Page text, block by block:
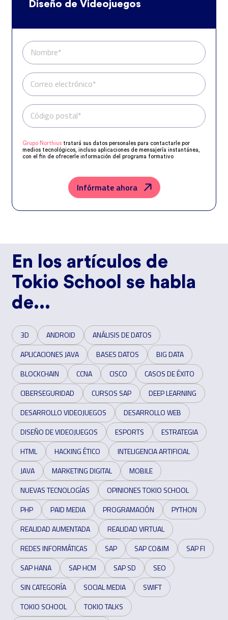
Diseño de Videojuegos
Nombre*
Correo electrónico*
Teléfono*
Código postal*
Grupo Northius tratará sus datos personales para contactarle por
medios tecnológicos, incluso aplicaciones de mensajería instantánea,
con el fin de ofrecerle información del programa formativo
correspondiente. Compartiremos su solicitud con las empresas que
Grupo Northius
, con el objeto de que estas puedan
hacerle llegar la mejor oferta de productos y servicios de acuerdo a su
petición. Quedan reconocidos los derechos de acceso, rectificación,
Privacidad.
Infórmate ahora
En los artículos de
Tokio School se habla
de...
3D ANDROID
ANÁLISIS DE DATOS
APLICACIONES JAVA
BASES DATOS
BIG DATA
BLOCKCHAIN
CCNA CISCO
CASOS DE ÉXITO
CIBERSEGURIDAD
CURSOS SAP
DEEP LEARNING
DESARROLLO VIDEOJUEGOS
DESARROLLO WEB
DISEÑO DE VIDEOJUEGOS
ESPORTS
ESTRATEGIA
HTML
HACKING ÉTICO
INTELIGENCIA ARTIFICIAL
JAVA
MARKETING DIGITAL
MOBILE
NUEVAS TECNOLOGÍAS
OPINIONES TOKIO SCHOOL
PHP
PAID MEDIA PROGRAMACIÓN
PYTHON
REALIDAD AUMENTADA
REALIDAD VIRTUAL
REDES INFORMÁTICAS
SAP SAP CO&IM
SAP FI
SAP HANA
SAP HCM SAP SD
SEO
SIN CATEGORÍA
SOCIAL MEDIA
SWIFT
TOKIO SCHOOL
TOKIO TALKS